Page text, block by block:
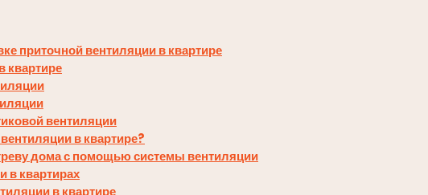
приточной вентиляции в квартире
квартире
вентиляции
в квартире?
дома с помощью системы вентиляции
в квартирах
в квартире